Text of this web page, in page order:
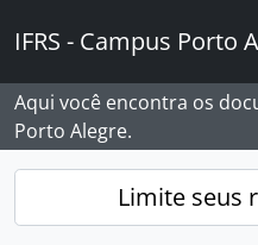
IFRS - Campus Porto
Aqui você encontra os
Porto Alegre.
Limite seus